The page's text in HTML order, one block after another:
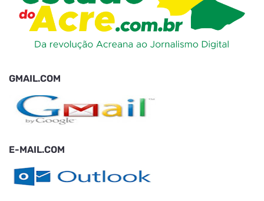
GMAIL.COM
E-MAIL.COM